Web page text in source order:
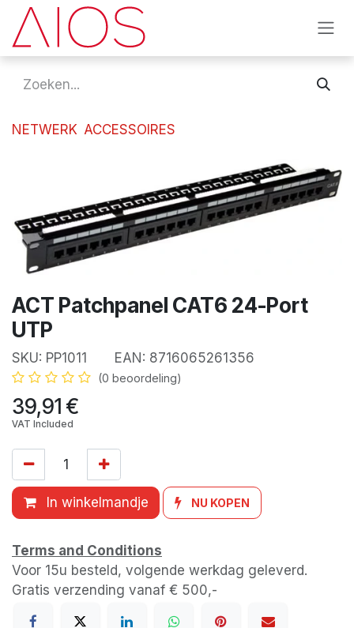
Overslaan naar inhoud
NETWERK ACCESSOIRES
ACT Patchpanel CAT6 24-Port
UTP
SKU: PP1011 EAN: 8716065261356
(0 beoordeling)
39,91€
VAT Included
In winkelmandje NU KOPEN
Terms and Conditions
Voor 15u besteld, volgende werkdag geleverd.
Gratis verzending vanaf € 500,-